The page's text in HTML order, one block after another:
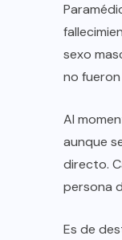
sexo
no
Al
aunque
directo.
persona
Es de